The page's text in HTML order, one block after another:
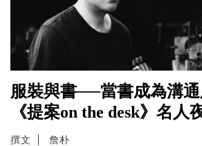
服裝與書──當書成為溝通
《提案on the desk》名人
撰文 詹朴